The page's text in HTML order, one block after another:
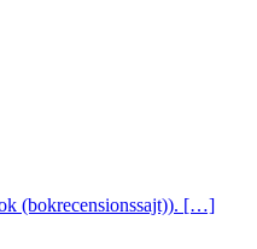
(bokrecensionssajt)). […]